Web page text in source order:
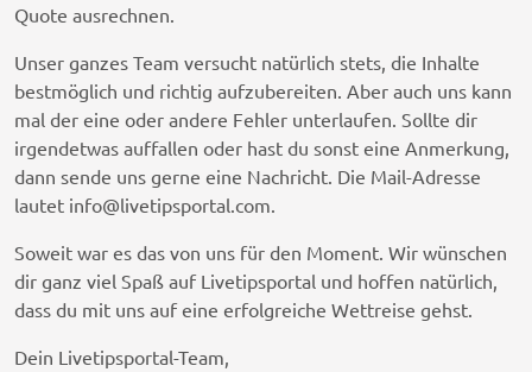
Quote ausrechnen.
Unser ganzes Team versucht natürlich stets, die Inhalte
bestmöglich und richtig aufzubereiten. Aber auch uns kann
mal der eine oder andere Fehler unterlaufen. Sollte dir
irgendetwas auffallen oder hast du sonst eine Anmerkung,
dann sende uns gerne eine Nachricht. Die Mail-Adresse
lautet info@livetipsportal.com.
Soweit war es das von uns für den Moment. Wir wünschen
dir ganz viel Spaß auf Livetipsportal und hoffen natürlich,
dass du mit uns auf eine erfolgreiche Wettreise gehst.
Dein Livetipsportal-Team,